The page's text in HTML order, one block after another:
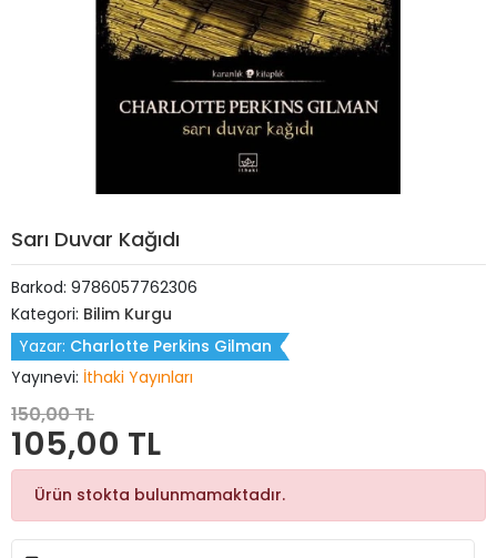
Sarı Duvar Kağıdı
Barkod: 9786057762306
Kategori: Bilim Kurgu
Yazar: Charlotte Perkins Gilman
Yayınevi: İthaki Yayınları
150,00 TL
105,00 TL
Ürün stokta bulunmamaktadır.